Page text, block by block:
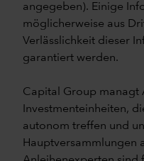
angegeben). Einige
möglicherweise aus
Verlässlichkeit dieser
garantiert werden.
Capital Group managt
Investmenteinheiten,
autonom treffen und
Hauptversammlungen